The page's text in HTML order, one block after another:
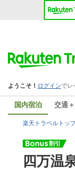
国内宿泊 交通
楽天トラベルトッ
四万温